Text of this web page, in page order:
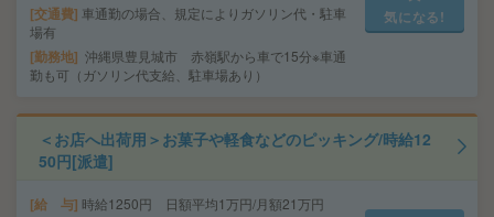
交通費 車通勤の場合、規定によりガソリン代・駐車
場有
勤務地 沖縄県豊見城市 赤嶺駅から車で15分※車通
勤も可（ガソリン代支給、駐車場あり）
気になる!
＜お店へ出荷用＞お菓子や軽食などのピッキング/時給12
50円[派遣]
給 与 時給1250円 日額平均1万円/月額21万円